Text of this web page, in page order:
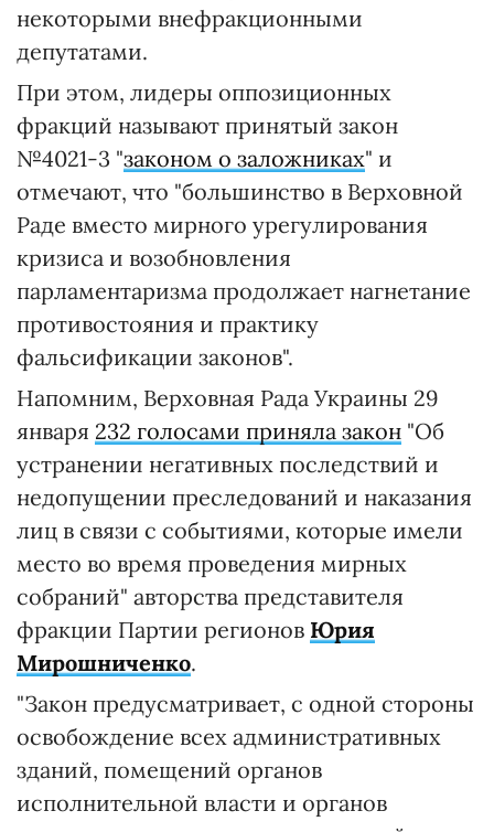
некоторыми внефракционными
депутатами.
При этом, лидеры оппозиционных
фракций называют принятый закон
№4021-3 "законом о заложниках" и
отмечают, что "большинство в Верховной
Раде вместо мирного урегулирования
кризиса и возобновления
парламентаризма продолжает нагнетание
противостояния и практику
фальсификации законов".
Напомним, Верховная Рада Украины 29
января 232 голосами приняла закон "Об
устранении негативных последствий и
недопущении преследований и наказания
лиц в связи с событиями, которые имели
место во время проведения мирных
собраний" авторства представителя
фракции Партии регионов Юрия
Мирошниченко.
"Закон предусматривает, с одной стороны
освобождение всех административных
зданий, помещений органов
исполнительной власти и органов